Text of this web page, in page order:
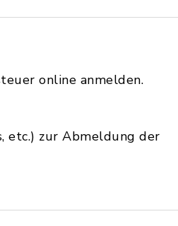
online anmelden.
etc.) zur Abmeldung der